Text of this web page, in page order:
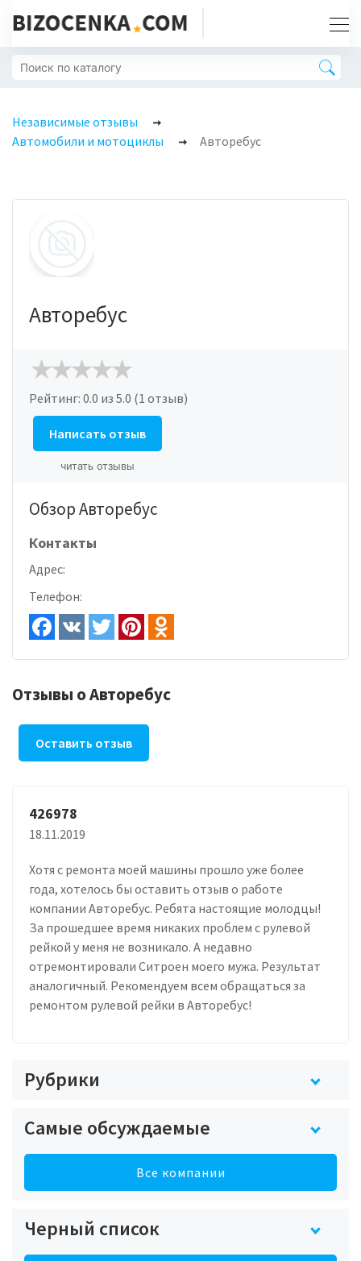
Независимые отзывы
Автомобили и мотоциклы
Авторебус
Авторебус
Рейтинг: 0.0 из 5.0 (1 отзыв)
Написать отзыв
читать отзывы
Обзор Авторебус
Контакты
Адрес:
Телефон:
Отзывы о Авторебус
Оставить отзыв
426978
18.11.2019
Хотя с ремонта моей машины прошло уже более
года, хотелось бы оставить отзыв о работе
компании Авторебус. Ребята настоящие молодцы!
За прошедшее время никаких проблем с рулевой
рейкой у меня не возникало. А недавно
отремонтировали Ситроен моего мужа. Результат
аналогичный. Рекомендуем всем обращаться за
ремонтом рулевой рейки в Авторебус!
Рубрики
Самые обсуждаемые
Все компании
Черный список